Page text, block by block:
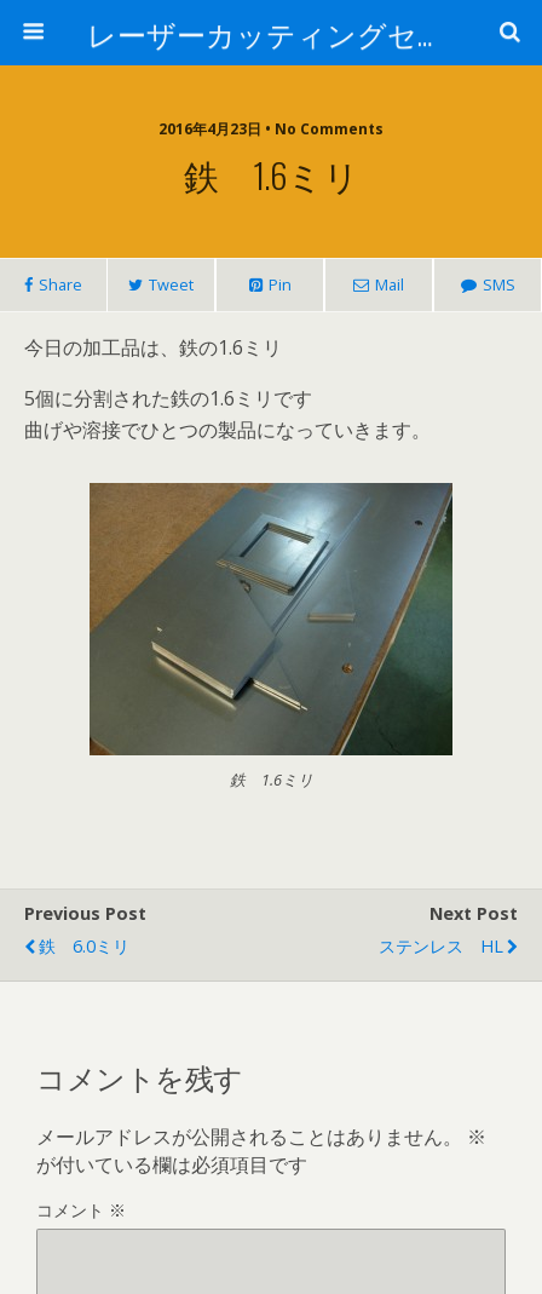
レーザーカッティングセンター 株式会社 中本鉄工所
2016年4月23日 • No Comments
鉄 1.6ミリ
Share Tweet Pin Mail SMS
今日の加工品は、鉄の1.6ミリ
5個に分割された鉄の1.6ミリです
曲げや溶接でひとつの製品になっていきます。
鉄 1.6ミリ
Previous Post
鉄 6.0ミリ
Next Post
ステンレス HL
コメントを残す
メールアドレスが公開されることはありません。
※
が付いている欄は必須項目です
コメント ※